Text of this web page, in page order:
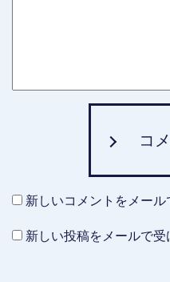
コ
新しいコメントをメール
新しい投稿をメールで受